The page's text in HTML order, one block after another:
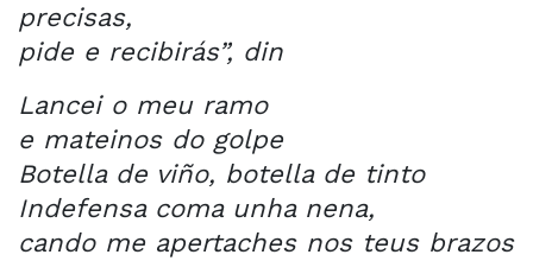
precisas,
pide e recibirás”, din
Lancei o meu ramo
e mateinos do golpe
Botella de viño, botella de tinto
Indefensa coma unha nena,
cando me apertaches nos teus brazos